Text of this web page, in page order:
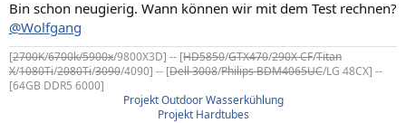
Bin schon neugierig. Wann können wir mit dem Test rechnen?
@Wolfgang
[2700K/6700k/5900x/9800X3D] -- [HD5850/GTX470/290X CF/Titan
X/1080Ti/2080Ti/3090/4090] -- [Dell 3008/Philips BDM4065UC/LG 48CX] --
[64GB DDR5 6000]
Projekt Outdoor Wasserkühlung
Projekt Hardtubes